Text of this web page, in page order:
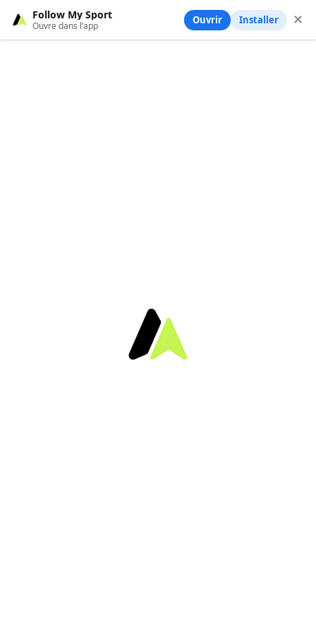
Follow My Sport
Ouvre dans l’app Ouvrir Installer ✕